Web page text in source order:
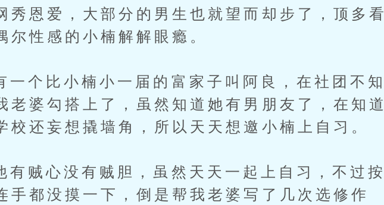
秀恩爱，大部分的男生也就望而却步了，顶多看
尔性感的小楠解解眼瘾。
比小楠小一届的富家子叫阿良，在社团不知
老婆勾搭上了，虽然知道她有男朋友了，在知道
校还妄想撬墙角，所以天天想邀小楠上自习。
心没有贼胆，虽然天天一起上自习，不过按
手都没摸一下，倒是帮我老婆写了几次选修作